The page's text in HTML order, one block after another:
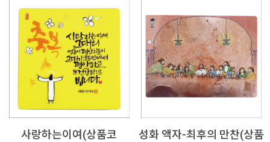
사랑하는이여(상품코
성화 액자-최후의 만찬(상품